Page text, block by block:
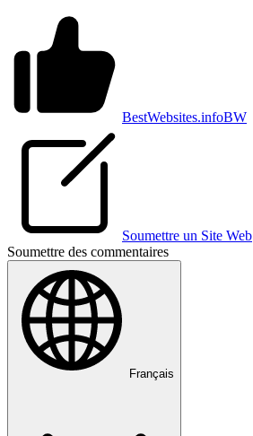
BestWebsites.infoBW
Soumettre un Site Web
Soumettre des commentaires
Français